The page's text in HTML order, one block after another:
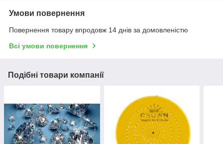
Умови повернення
Повернення товару впродовж 14 днів за домовленістю
Всі умови повернення
Подібні товари компанії